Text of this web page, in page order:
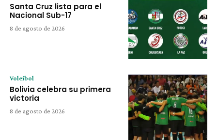
Santa Cruz lista para el
Nacional Sub-17
8 de agosto de 2026
Voleibol
Bolivia celebra su primera
victoria
8 de agosto de 2026